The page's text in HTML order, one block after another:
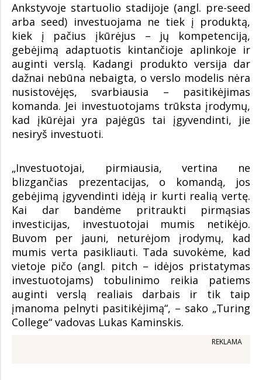
Ankstyvoje startuolio stadijoje (angl. pre-seed
arba seed) investuojama ne tiek į produktą,
kiek į pačius įkūrėjus – jų kompetenciją,
gebėjimą adaptuotis kintančioje aplinkoje ir
auginti verslą. Kadangi produkto versija dar
dažnai nebūna nebaigta, o verslo modelis nėra
nusistovėjęs, svarbiausia – pasitikėjimas
komanda. Jei investuotojams trūksta įrodymų,
kad įkūrėjai yra pajėgūs tai įgyvendinti, jie
nesiryš investuoti.
„Investuotojai, pirmiausia, vertina ne
blizgančias prezentacijas, o komandą, jos
gebėjimą įgyvendinti idėją ir kurti realią vertę.
Kai dar bandėme pritraukti pirmąsias
investicijas, investuotojai mumis netikėjo.
Buvom per jauni, neturėjom įrodymų, kad
mumis verta pasikliauti. Tada suvokėme, kad
vietoje pičo (angl. pitch – idėjos pristatymas
investuotojams) tobulinimo reikia patiems
auginti verslą realiais darbais ir tik taip
įmanoma pelnyti pasitikėjimą“, – sako „Turing
College“ vadovas Lukas Kaminskis.
REKLAMA